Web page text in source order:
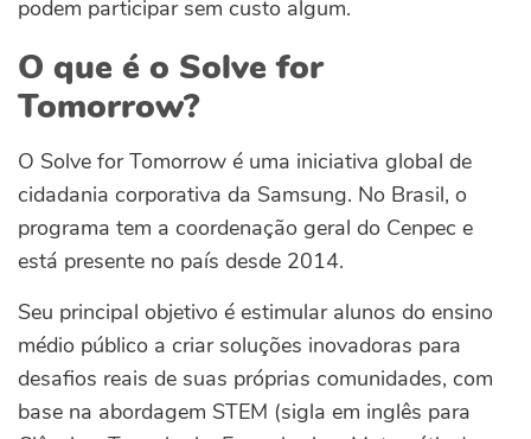
podem participar sem custo algum.
O que é o Solve for
Tomorrow?
O Solve for Tomorrow é uma iniciativa global de
cidadania corporativa da Samsung. No Brasil, o
programa tem a coordenação geral do Cenpec e
está presente no país desde 2014.
Seu principal objetivo é estimular alunos do ensino
médio público a criar soluções inovadoras para
desafios reais de suas próprias comunidades, com
base na abordagem STEM (sigla em inglês para